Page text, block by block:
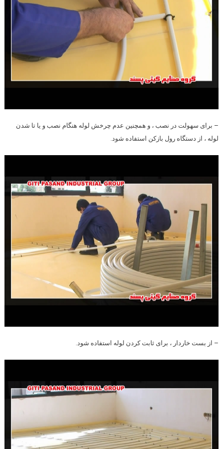
– برای سهولت در نصب ، و همچنین عدم چرخش لوله هنگام نصب و یا تا شدن
لوله ، از دستگاه رول بازکن استفاده شود.
– از بست خاردار ، برای ثابت کردن لوله استفاده شود.